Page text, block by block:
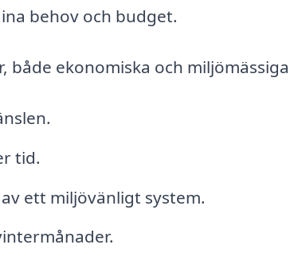
behov och budget.
ekonomiska och
tid.
ett miljövänligt system.